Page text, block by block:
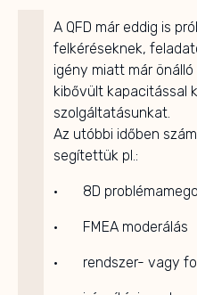
A QFD már eddig is
felkéréseknek,
igény miatt már
kibővült kapacitással
szolgáltatásunkat.
Az utóbbi időben
segítettük pl.:
· 8D
· FMEA moderálás
· rendszer- vagy